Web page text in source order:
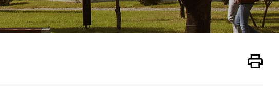
Print